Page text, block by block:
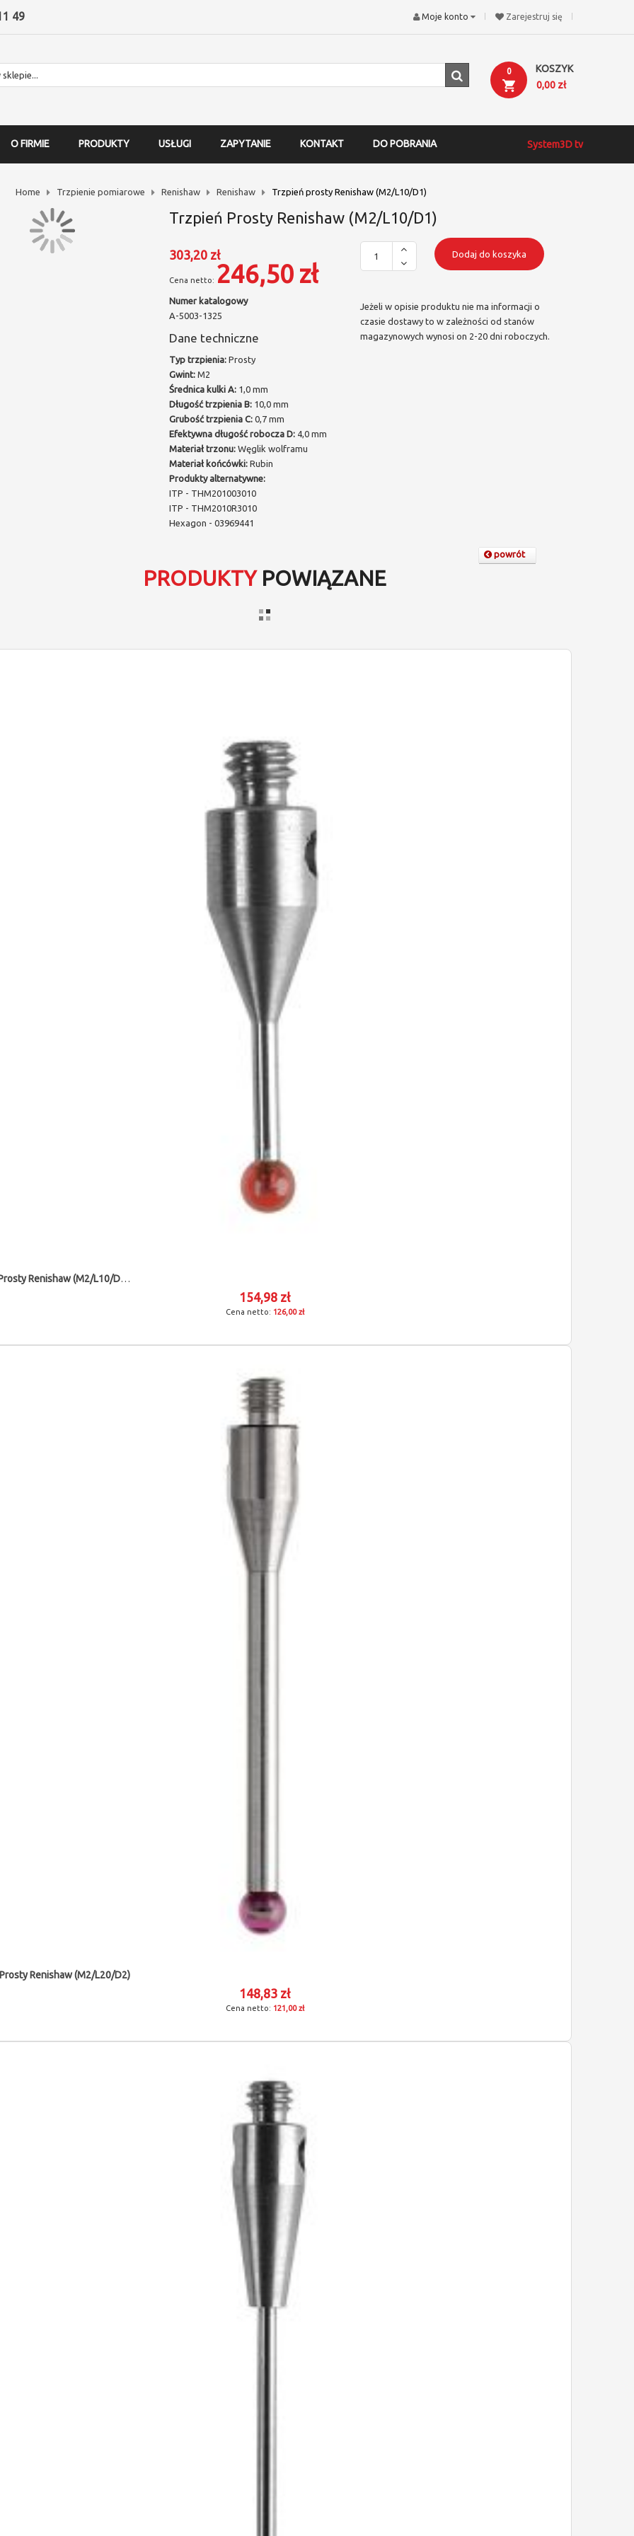
49 Zarejestruj się
Moje konto
KOSZYK
0
0,00 zł
O FIRMIE PRODUKTY USŁUGI ZAPYTANIE KONTAKT DO POBRANIA System3D tv
Home Trzpienie pomiarowe Renishaw Renishaw Trzpień prosty Renishaw (M2/L10/D1)
Trzpień Prosty Renishaw (M2/L10/D1)
303,20 zł
246,50 zł
Numer katalogowy
A-5003-1325
Dane techniczne
Typ trzpienia:Prosty
Gwint:M2
Średnica kulki A:1,0 mm
Długość trzpienia B:10,0 mm
Grubość trzpienia C:0,7 mm
Efektywna długość robocza D:4,0 mm
Materiał trzonu:Węglik wolframu
Materiał końcówki:Rubin
Produkty alternatywne:
ITP - THM201003010
ITP - THM2010R3010
Hexagon - 03969441
Dodaj do koszyka
Jeżeli w opisie produktu nie ma informacji o
czasie dostawy to w zależności od stanów
magazynowych wynosi on 2-20 dni roboczych.
powrót
PRODUKTYPOWIĄZANE
Trzpień Prosty Renishaw (M2/L10/D1,5)
154,98 zł
126,00 zł
Renishaw (M2/L20/D2)
148,83 zł
121,00 zł